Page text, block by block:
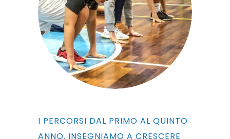
I PERCORSI DAL PRIMO AL QUINTO
ANNO. INSEGNIAMO A CRESCERE